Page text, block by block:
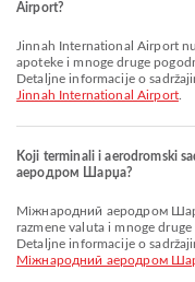
Airport?
Jinnah International Airport nudi Duty Free Shop, Čekaonica, Klinika i
apoteke i mnoge druge
Detaljne informacije o
Jinnah International Airport.
Koji terminali i aerodromski
аеродром Шарџа?
Міжнародний аеродром Шарџа nudi Ručavanje, Šatl autobus, Usluga
razmene valuta i mnoge
Detaljne informacije o
Міжнародний аеродром